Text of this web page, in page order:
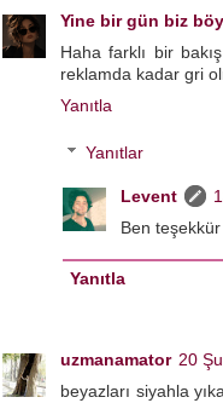
Yine bir gün biz
Haha farklı bir
reklamda kadar gri
Yanıtla
Yanıtlar
Levent
Ben
Yanıtla
uzmanamator 20
beyazları siyahla